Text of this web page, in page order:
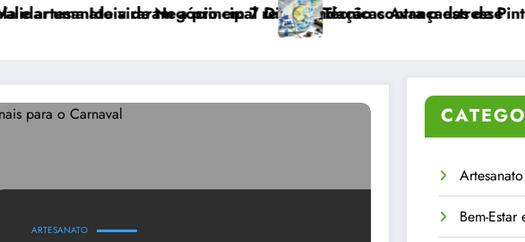
viraram a principal recomendação contra o estresse
de Negócio em 7 Dias Técnicas Avançadas de Pintura em
ARTESANATO
Artesanato
Bem-